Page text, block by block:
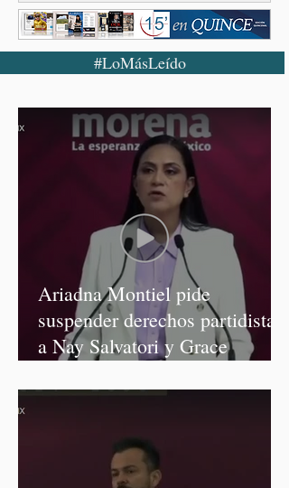
#LoMásLeído
Ariadna Montiel pide
suspender derechos partidistas
a Nay Salvatori y Grace